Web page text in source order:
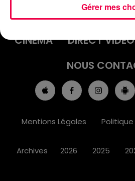
AGENDA
JEUX
CINÉMA
DIRECT VIDÉO
NOUS
Mentions Légales
Archives 2026 2025
Gérer mes